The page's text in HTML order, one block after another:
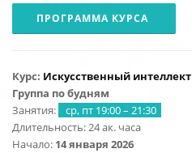
ПРОГРАММА КУРСА
Курс: Искусственный интеллект
Группа по будням
Занятия:
ср, пт 19:00 – 21:30
Длительность: 24 ак. часа
Начало: 14 января 2026